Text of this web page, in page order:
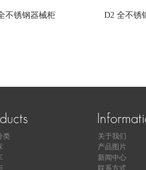
不锈钢器械柜 D2 全不锈
类
关于我们
产品图片
新闻中心